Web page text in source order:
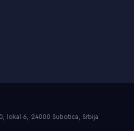
lokal 6, 24000 Subotica, Srbija